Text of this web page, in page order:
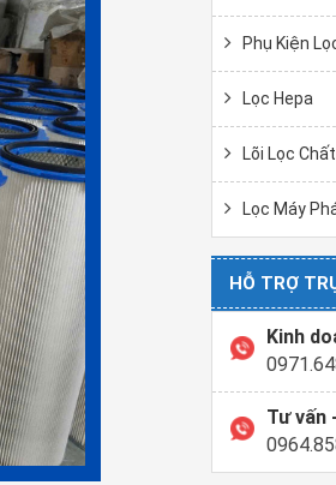
Phụ Kiện
Lọc Hepa
Lõi Lọc
Lọc Máy
HỖ TRỢ
Kinh
Tư vấn